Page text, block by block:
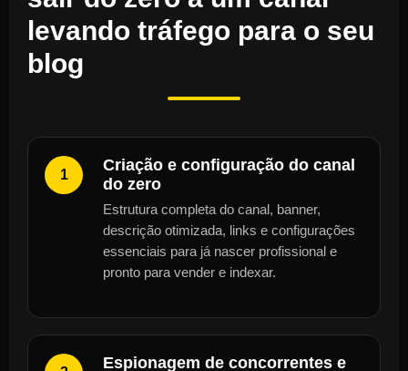
levando tráfego para o seu
blog
1
Criação e configuração do canal
do zero
Estrutura completa do canal, banner,
descrição otimizada, links e configurações
essenciais para já nascer profissional e
pronto para vender e indexar.
Espionagem de concorrentes e